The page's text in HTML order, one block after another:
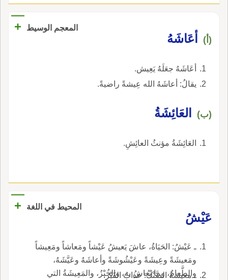
المعجم الوسيط +
(أ) أعَاشَهُ
أعَاشَهُ جعَلَهُ يَعِيش.
يقالُ: أعاشَهُ الله عِيشةً راضيةً.
(ب) العَائِشَةُ
العَائِشَةُ مؤنثُ العائِشِ.
المحيط في اللغة
+
عَيْشُ
ـ عَيْشُ: الحَيَاةُ، عاشَ يَعيشُ عَيْشاً ومَعاشاً ومَعِيشاً
ومَعيشَةً وعِيشَةً وعَيْشُوشَةً وأعاشَهُ وعَيَّشَهُ،
والطَّعامُ، وما يُعاشُ به، والخُبْزُ، والمَعِيشَةُ التي
ـ معيشةُ الضَّنْكُ: عذابُ القَبْرِ.